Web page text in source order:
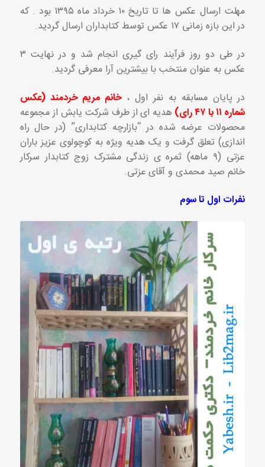
مهلت ارسال عکس ها تا تاریخ ۱۰ خرداد ماه ۱۳۹۵ بود . که
در این بازه زمانی ۱۷ عکس توسط کتابداران ارسال گردید.
در طی دو روز فرآیند رای گیری انجام شد و در نهایت ۳
عکس به عنوان منتخب با بیشترین آرا معرفی گردید.
در پایان مسابقه به نفر اول ،خانم مریم خردمند (عکس
شماره ۱۱ با ۴۷ رای)
هدیه ای از طرف شرکت یابش از مجموعه
محصولات عرضه شده در “بازارچه کتابداری” (در حال راه
اندازی) تعلق گرفت و یک هدیه ویژه به کوچولوی عزیز باران
عزتی (۹ ماهه) ثمره ی زندگی مشترک زوج کتابدار سرکار
خانم صید محمدی و آقای عزتی.
نفرات اول تا سوم